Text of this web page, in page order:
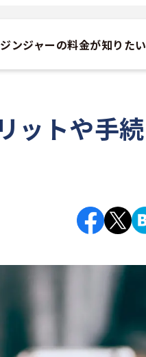
ジンジャーの料金が知りたい
ットや手続